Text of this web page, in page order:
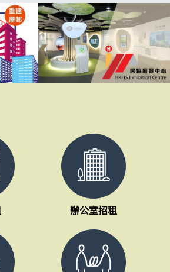
界肯定
租屋邨
在香港
設施管
獎項。
訴專員
辦公室招租